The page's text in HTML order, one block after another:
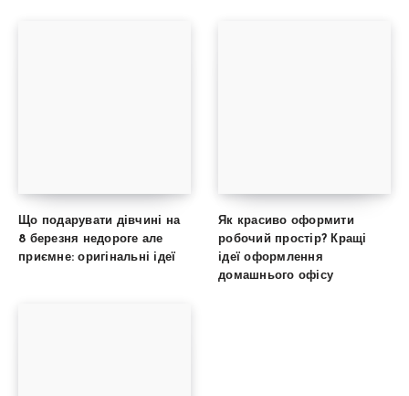
Що подарувати дівчині на
8 березня недороге але
приємне: оригінальні ідеї
Як красиво оформити
робочий простір? Кращі
ідеї оформлення
домашнього офісу